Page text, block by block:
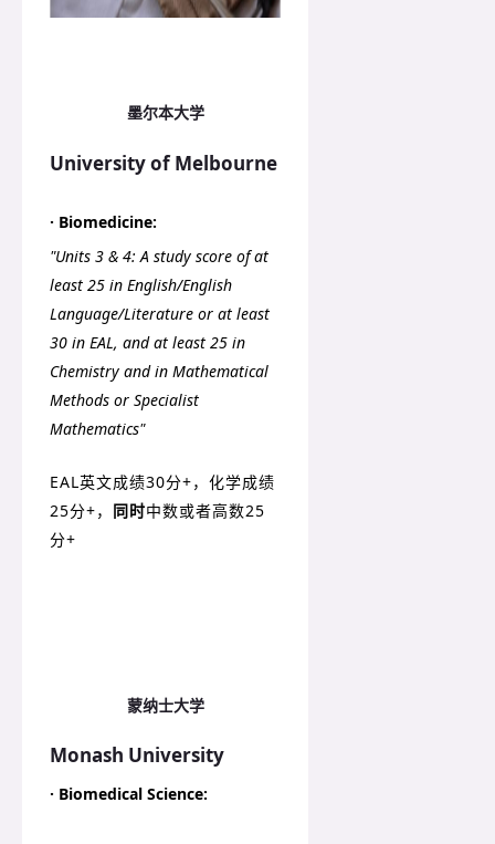
墨尔本大学
University of Melbourne
· Biomedicine:
"Units 3 & 4: A study score of at
least 25 in English/English
Language/Literature or at least
30 in EAL, and at least 25 in
Chemistry and in Mathematical
Methods or Specialist
Mathematics"
EAL英文成绩30分+，化学成绩
25分+， 同时中数或者高数25
分+
蒙纳士大学
Monash University
· Biomedical Science: